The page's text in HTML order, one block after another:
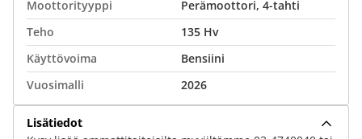
Moottorityyppi
Perämoottori, 4-tahti
Teho
135 Hv
Käyttövoima
Bensiini
Vuosimalli
2026
Lisätiedot